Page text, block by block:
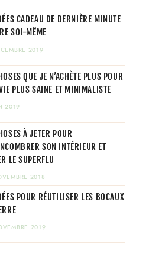
CADEAU DE DERNIÈRE MINUTE
SOI-MÊME
2019
QUE JE N’ACHÈTE PLUS POUR
PLUS SAINE ET MINIMALISTE
2019
À JETER POUR
SON INTÉRIEUR ET
LE SUPERFLU
2018
POUR RÉUTILISER LES BOCAUX
2019